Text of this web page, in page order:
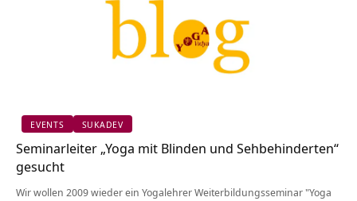
EVENTS SUKADEV
Seminarleiter „Yoga mit Blinden und Sehbehinderten“
gesucht
Wir wollen 2009 wieder ein Yogalehrer Weiterbildungsseminar "Yoga